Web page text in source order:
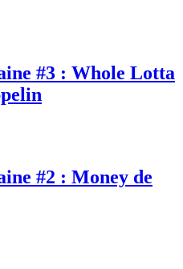
#3 : Whole Lotta
#2 : Money de